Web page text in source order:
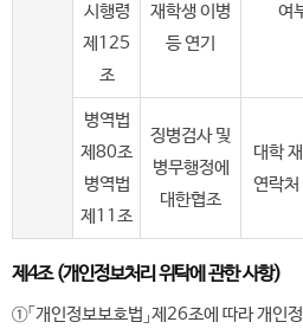
시행령
제125
조
재학생 이병
등 연기
여
병역법
제80조
병역법
제11조
징병검사 및
병무행정에
대한협조
대학
연락처
제4조 (개인정보처리 위탁에 관한 사항)
①「개인정보보호법」제26조에 따라 개인